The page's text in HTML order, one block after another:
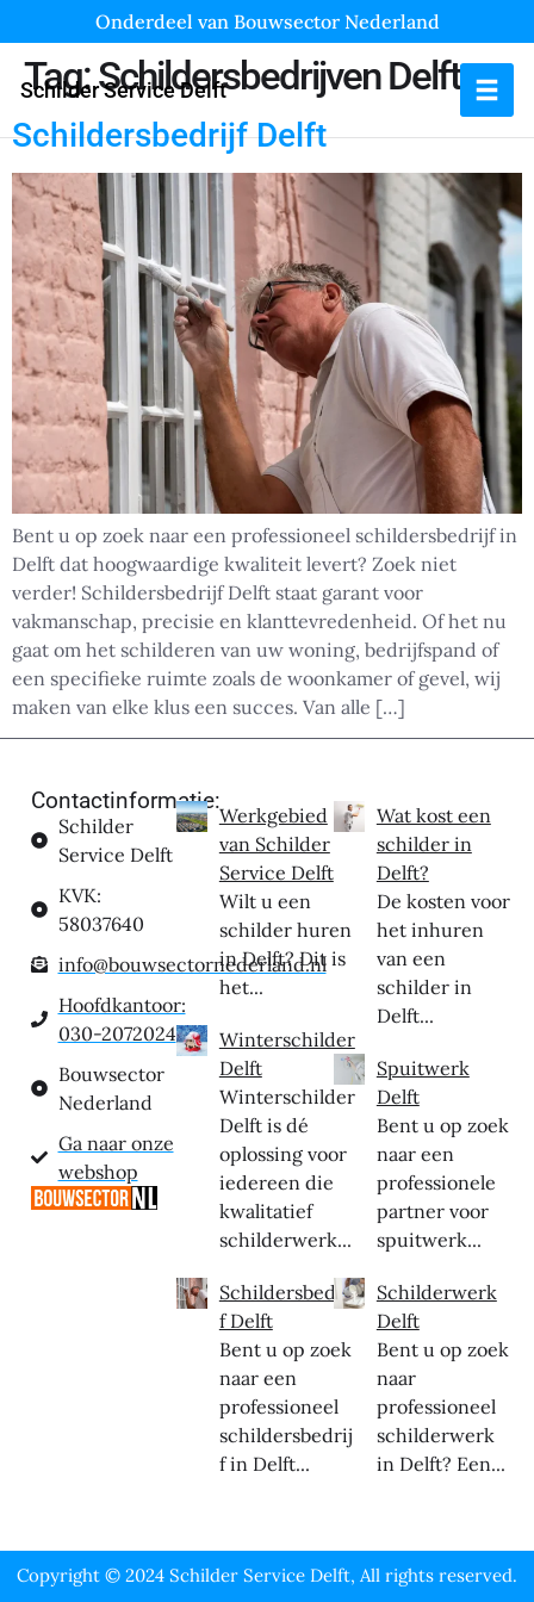
Onderdeel van Bouwsector Nederland
Schilder Service Delft
Tag:Schildersbedrijven Delft
Schildersbedrijf Delft
Bent u op zoek naar een professioneel schildersbedrijf in
Delft dat hoogwaardige kwaliteit levert? Zoek niet
verder! Schildersbedrijf Delft staat garant voor
vakmanschap, precisie en klanttevredenheid. Of het nu
gaat om het schilderen van uw woning, bedrijfspand of
een specifieke ruimte zoals de woonkamer of gevel, wij
maken van elke klus een succes. Van alle […]
Contactinformatie:
Schilder
Service Delft
KVK:
58037640
info@bouwsectornederland.nl
Hoofdkantoor:
030-2072024
Bouwsector
Nederland
Ga naar onze
webshop
Werkgebied
van Schilder
Service Delft
Wilt u een
schilder huren
in Delft? Dit is
het...
Winterschilder
Delft
Winterschilder
Delft is dé
oplossing voor
iedereen die
kwalitatief
schilderwerk...
Schildersbedrij
f Delft
Bent u op zoek
naar een
professioneel
schildersbedrij
f in Delft...
Wat kost een
schilder in
Delft?
De kosten voor
het inhuren
van een
schilder in
Delft...
Spuitwerk
Delft
Bent u op zoek
naar een
professionele
partner voor
spuitwerk...
Schilderwerk
Delft
Bent u op zoek
naar
professioneel
schilderwerk
in Delft? Een...
Copyright © 2024 Schilder Service Delft, All rights reserved.